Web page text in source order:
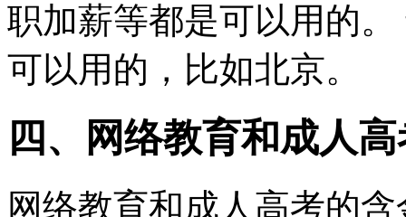
职加薪等都是可以用的
可以用的，比如北京。
四、网络教育和成人
网络教育和成人高考的